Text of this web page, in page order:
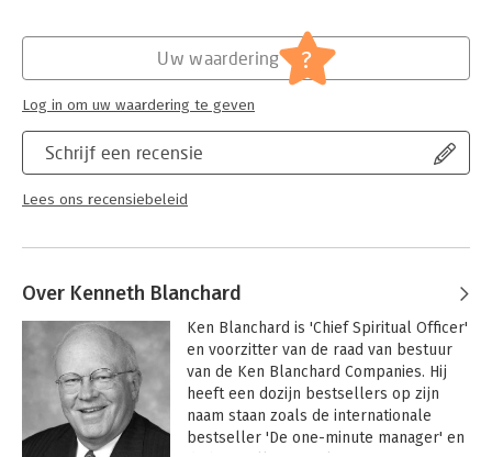
Algemeen management
Schrijf een recensie
Lees ons recensiebeleid
Uw waardering ?
Log in om uw waardering te geven
Over Kenneth Blanchard
Ken Blanchard is 'Chief Spiritual Officer'
en voorzitter van de raad van bestuur
van de Ken Blanchard Companies. Hij
heeft een dozijn bestsellers op zijn
naam staan zoals de internationale
bestseller 'De one-minute manager' en